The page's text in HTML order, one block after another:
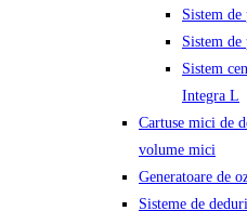
Sistem
Sistem
Sistem
Integra L
Cartuse mici de
volume mici
Generatoare de
Sisteme de